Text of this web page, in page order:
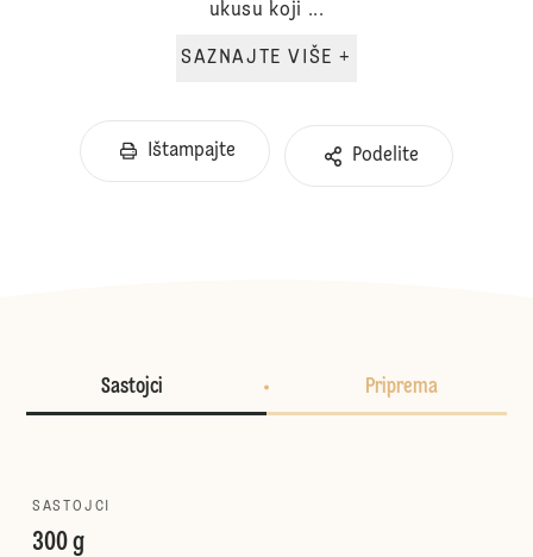
ukusu koji ...
SAZNAJTE VIŠE +
Ištampajte Podelite
Sastojci Priprema
SASTOJCI
300 g